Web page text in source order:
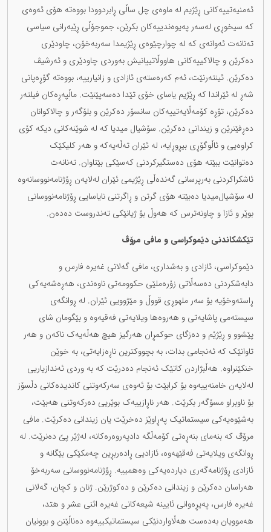
ئەمنیەتییەکانی ڕێژیم لە ماوەی چل ساڵی ڕابردوودا بووەتە هۆی ئەوەی
کە سیخوڕی لەسەر پەیوەندییەکان بکرێن، جموجۆڵی ڕێبەرانی سیاسی
تەنانەت ئەوانەی کە لە چوارچێوەی ڕێژیمدا سەربەخۆن، چاودێری
دەکرێن و چالاکییەکانی هاووڵاتییانیش بەوردی چاودێری و ئەرشیڤ
دەکرێن. ئینتەرنێت، ئەم کەرەستەی ئازادی و زانیارییە، بووەتە گۆڕەپانی
شەڕ لە ئێراندا کە ڕێژیم یاسای خۆی تێدا دەسەپێنێت. ماڵپەڕەکان فیلتەر
دەکرێن، تۆڕە کۆمەڵایەتییەکان سانسۆر دەکرێن و بلۆگەر و چالاکوانان
دەڕفێنرێن و زیندانی دەکرێن. سۆشیال میدیا کە لە شوێنەکانی دیکە کۆی
کراوەیی و ئاڵوگۆڕی بیڕوڕایە، لە ئێران تەڵەیەکە و هەر کلیکێک
دەتوانێت ببێتە هۆی دەستگیرکردنی کەسێکی بێتاوان. تەنانەت
ئاشکراکردنی بەرپرسانی گەندەڵی ڕێژیمی ئێران لەلایەن ڕۆژنامەنووسانەوە
لە سۆشیال‌میدیا دەبێتە هۆی گرتن و ڕاگرتنی نایاسایی ڕۆژنامەنووسانی
بوێر و ئازا و چاونەترس کە هەوڵ بۆ ژیانێکی تەندروست دەدەن.
تێکشکاندنی دێموکراسی و مافی مرۆڤ
دێموکراسی، ئازادی و بەشداری، مافی گەلانی غەیرە فارس و
دابەشکردنی دەسەڵاتی زۆرەملێی حکوومەتی ناوەندی، هەڕەشەیەکی
ڕاستەوخۆیە بۆ سەر ملهوڕی قووڵ و مێژوویی ئێران. لە ڕوانگەی
سیستەمی پاشایەتی و هەروەها ویلایەتی فەقیەوە و بێگومان شای
پێشوو و ڕێژێم و دەزگای حوکمڕان هەرگیز هیچ هەڵەیەک ناکەن و هەر
تاوانێک کە ئەنجامی بدات، بە بچووکترین ناڕەزایەتی، بە خوێن
خنکێنراوە. هەڵبژاردن کاتێک ئەنجام دەدرێت کە بە وردی ئەندازیاریی
لەلایەن خامنەییەوە بۆ کرابێت بۆ ئەوەی سەرکەوتنی کاندیدەکانی دڵسۆز
بۆ ناوبراو مسۆگەر بکرێت. هەر ناڕازییەک بوێریی دەرکەوتنی هەبێت،
بەشێوەیەکی سیستماتیک پەڕاوێز دەخرێت یان زیندانی دەکرێت. مافی
مرۆڤ کە بنەمای بنەڕەتی کۆمەڵگە دادپەروەرەکانە، لەژێر پێ دەنرێت. لە
ڕوانگەی ویلایەتی فەقێهەوە، ئازادیی ڕادەربڕین چەمکێکی بێگانە و
ئازادی ڕۆژنامەگەری دیاردەیەکی وەهمییە. ڕۆژنامەنووسانی سەربەخۆ
هەراسان دەکرێن و زیندانی دەکرێن و دەکوژرێن. ژنان و کچان، گەلانی
غەیرە فارس، پەیڕەوانی ئایینە شیعەکانی غەیرە اثنی عشر و هتد،
هەموویان بەدەست هەڵاواردنێکی سیستماتیکییەوە دەناڵێنن و بوونیان